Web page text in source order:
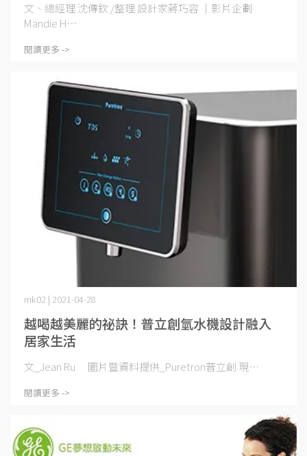
文、總經理 沈傳欽 /整理 設計家蔣巧容 ｜影片企劃
Mandie H⋯
閱讀更多 ->
越喝越美麗的祕訣！普立創氫水機設計融入
居家生活
mk02 | 2021-04-28
文_Jean Ru 圖片暨資料提供_Puretron普立創 現⋯
閱讀更多 ->